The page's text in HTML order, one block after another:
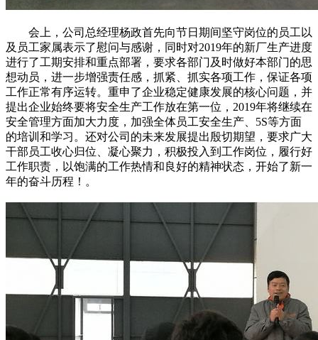
会上，公司总经理杨政首先向节日期间坚守岗位的员工以
及员工家属表示了慰问与感谢，同时对2019年的新厂生产进度
进行了工期安排和重点部署，要求各部门及时做好本部门的思
想动员，进一步增强责任感，抓紧、抓实各项工作，保证各项
工作正常有序运转。重申了企业稳定健康发展的核心问题，并
提出企业始终要将安全生产工作放在第一位，2019年将继续在
安全管理方面加大力度，加强全体员工安全生产、5S等方面
的培训和学习。还对公司的未来发展提出殷切期望，要求广大
干部员工收心归位、凝心聚力，积极投入到工作岗位，履行好
工作职责，以饱满的工作热情和良好的精神状态，开始了新一
年的奋斗历程！。